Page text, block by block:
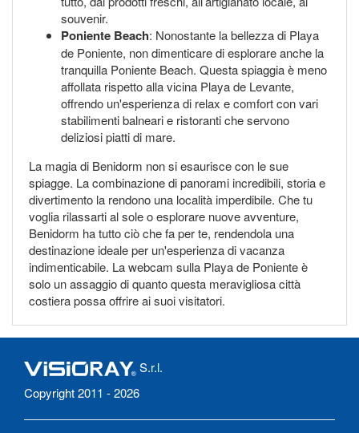
souvenir.
Poniente Beach: Nonostante la bellezza di Playa
de Poniente, non dimenticare di esplorare anche la
tranquilla Poniente Beach. Questa spiaggia è meno
affollata rispetto alla vicina Playa de Levante,
offrendo un'esperienza di relax e comfort con vari
stabilimenti balneari e ristoranti che servono
deliziosi piatti di mare.
La magia di Benidorm non si esaurisce con le sue
spiagge. La combinazione di panorami incredibili, storia e
divertimento la rendono una località imperdibile. Che tu
voglia rilassarti al sole o esplorare nuove avventure,
Benidorm ha tutto ciò che fa per te, rendendola una
destinazione ideale per un'esperienza di vacanza
indimenticabile. La webcam sulla Playa de Poniente è
solo un assaggio di quanto questa meravigliosa città
costiera possa offrire ai suoi visitatori.
S.r.l.
Copyright 2011 - 2026